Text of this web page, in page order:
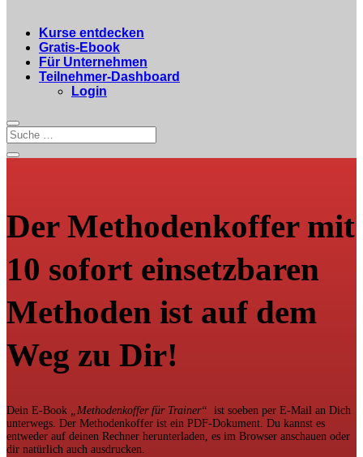
Kurse entdecken
Gratis-Ebook
Für Unternehmen
Teilnehmer-Dashboard
Login
Der Methodenkoffer mit
10 sofort einsetzbaren
Methoden ist auf dem
Weg zu Dir!
Dein E-Book „Methodenkoffer für Trainer“ ist soeben per E-Mail an Dich
unterwegs. Der Methodenkoffer ist ein PDF-Dokument. Du kannst es
entweder auf deinen Rechner herunterladen, es im Browser anschauen oder
dir natürlich auch ausdrucken.